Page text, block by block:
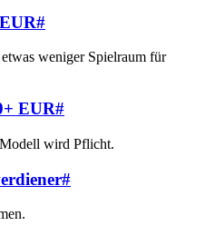
#
weniger Spielraum für
EUR#
wird Pflicht.
#